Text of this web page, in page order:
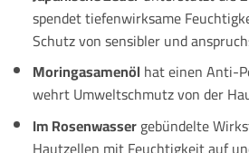
spendet tiefenwirksame
Schutz von sensibler und
Moringasamenöl hat einen Anti-
wehrt Umweltschmutz von der
Im Rosenwassergebündelte